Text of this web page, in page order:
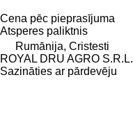
Cena pēc pieprasījuma
Atsperes paliktnis
Rumānija, Cristesti
ROYAL DRU AGRO S.R.L.
Sazināties ar pārdevēju